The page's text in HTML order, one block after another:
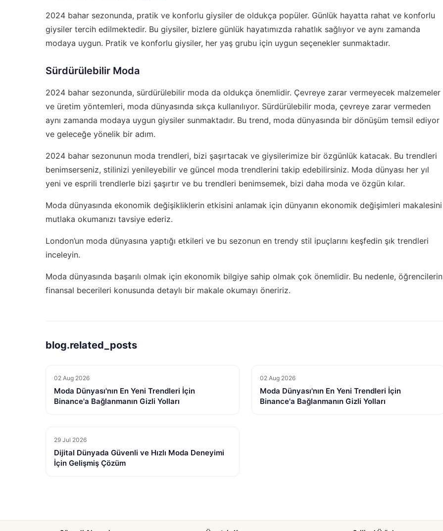
2024 bahar sezonunda, pratik ve konforlu giysiler de oldukça popüler. Günlük hayatta rahat ve konforlu
giysiler tercih edilmektedir. Bu giysiler, bizlere günlük hayatımızda rahatlık sağlıyor ve aynı zamanda
modaya uygun. Pratik ve konforlu giysiler, her yaş grubu için uygun seçenekler sunmaktadır.
Sürdürülebilir Moda
2024 bahar sezonunda, sürdürülebilir moda da oldukça önemlidir. Çevreye zarar vermeyecek malzemeler
ve üretim yöntemleri, moda dünyasında sıkça kullanılıyor. Sürdürülebilir moda, çevreye zarar vermeden
aynı zamanda modaya uygun giysiler sunmaktadır. Bu trend, moda dünyasında bir dönüşüm temsil ediyor
ve geleceğe yönelik bir adım.
2024 bahar sezonunun moda trendleri, bizi şaşırtacak ve giysilerimize bir özgünlük katacak. Bu trendleri
benimserseniz, stilinizi yenileyebilir ve güncel moda trendlerini takip edebilirsiniz. Moda dünyası her yıl
yeni ve esprili trendlerle bizi şaşırtır ve bu trendleri benimsemek, bizi daha moda ve özgün kılar.
Moda dünyasında ekonomik değişikliklerin etkisini anlamak için dünyanın ekonomik değişimleri makalesini
mutlaka okumanızı tavsiye ederiz.
London’un moda dünyasına yaptığı etkileri ve bu sezonun en trendy stil ipuçlarını keşfedin şık trendleri
inceleyin.
Moda dünyasında başarılı olmak için ekonomik bilgiye sahip olmak çok önemlidir. Bu nedenle, öğrencilerin
finansal becerileri konusunda detaylı bir makale okumayı öneririz.
blog.related_posts
02 Aug 2026
Moda Dünyası'nın En Yeni Trendleri İçin
Binance'a Bağlanmanın Gizli Yolları
02 Aug 2026
Moda Dünyası'nın En Yeni Trendleri İçin
Binance'a Bağlanmanın Gizli Yolları
29 Jul 2026
Dijital Dünyada Güvenli ve Hızlı Moda Deneyimi
İçin Gelişmiş Çözüm